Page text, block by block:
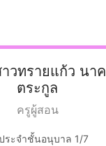
วทรายแก้ว นาค
ตระกูล
ครูผู้สอน
ระจำชั้นอนุบาล 1/7